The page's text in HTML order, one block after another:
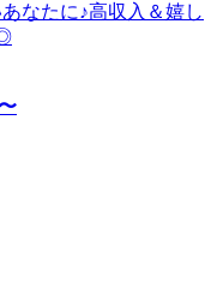
なたに♪高収入＆嬉し